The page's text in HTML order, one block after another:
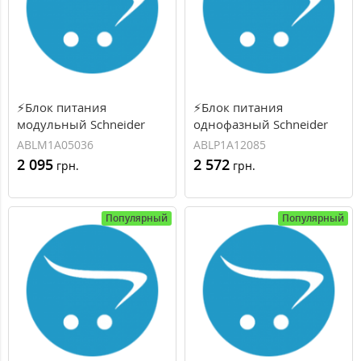
⚡Блок питания
модульный Schneider
Electric, 5B, 18Вт, 3.6А
(ABLM1A05036)
ABLM1A05036
2 095 грн.
⚡Блок питания
однофазный Schneider
Electric, 12B, 100Вт, 8.5А
(ABLP1A12085)
ABLP1A12085
2 572 грн.
Популярный Популярный